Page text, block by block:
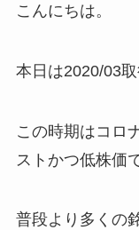
こんにちは。
本日は2020/03
この時期はコロ
ストかつ低株価
普段より多くの